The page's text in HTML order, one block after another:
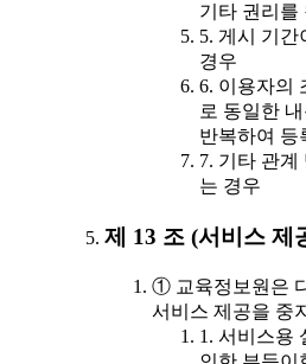
기타 권리를
5. 게시 기
경우
6. 이용자의
로 동일한
반복하여 등
7. 기타 관계
는 경우
제 13 조 (서비스 제
① 교육정보원은
서비스 제공을 중
1. 서비스용